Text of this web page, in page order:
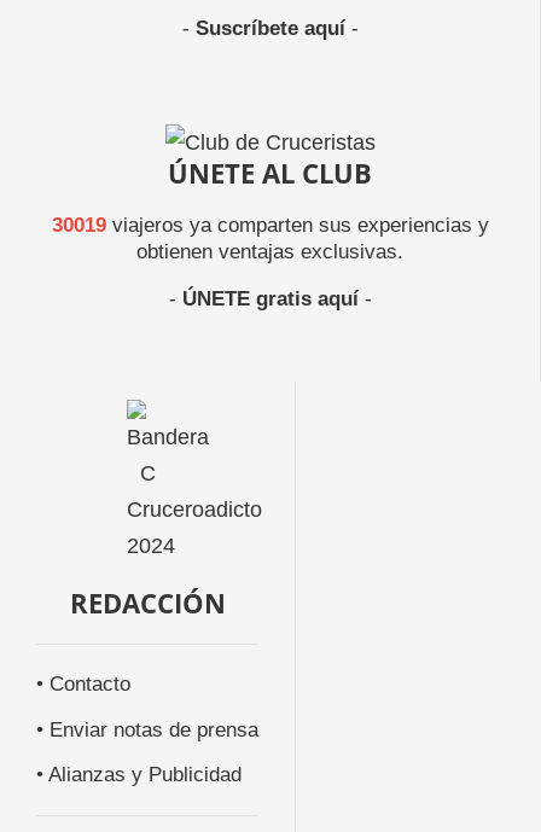
- Suscríbete aquí-
ÚNETE AL CLUB
30019viajeros ya comparten sus experiencias y
obtienen ventajas exclusivas.
- ÚNETE gratis aquí-
REDACCIÓN
• Contacto
• Enviar notas de prensa
• Alianzas y Publicidad